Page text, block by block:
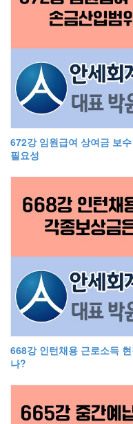
672강 임원급여 상여금 보
필요성
668강 인턴채용 근로소득
나?